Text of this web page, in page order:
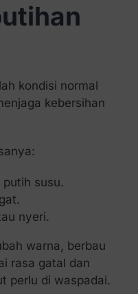
kondisi normal
kebersihan
susu.
nyeri.
warna, berbau
rasa gatal dan
perlu di waspadai.